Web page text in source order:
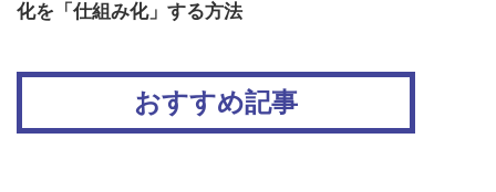
化を「仕組み化」する方法
おすすめ記事